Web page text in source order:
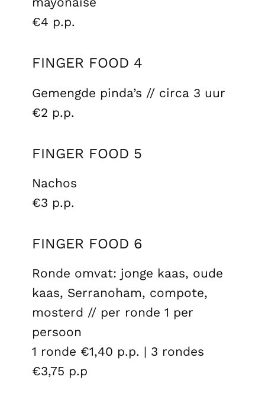
Puntzakje boerenfriet met
€4 p.p.
FINGER FOOD 4
€2 p.p.
FINGER FOOD 5
€3 p.p.
FINGER FOOD 6
Ronde omvat: jonge kaas, oude
kaas, Serranoham, compote,
mosterd // per ronde 1 per
persoon